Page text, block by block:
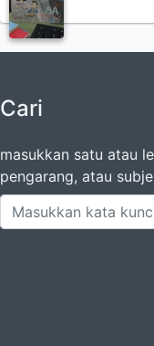
Cari
masukkan satu atau
pengarang, atau